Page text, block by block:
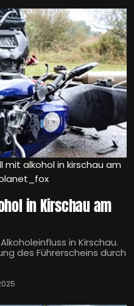
alkohol in kirschau am
in Kirschau am
in Kirschau.
des Führerscheins durch